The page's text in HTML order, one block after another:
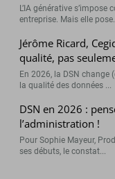
L’IA générative
entreprise. Mais elle
Jérôme Ricard,
qualité, pas
En 2026, la DSN change
la qualité des données ...
DSN en 2026 :
l’administration !
Pour Sophie Mayeur,
ses débuts, le constat...